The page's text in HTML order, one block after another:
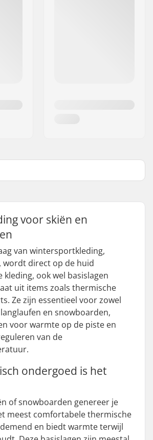
voor skiën en
van wintersportkleding,
direct op de huid
kleding, ook wel basislagen
uit items zoals thermische
Ze zijn essentieel voor zowel
en snowboarden,
voor warmte op de piste en
van de
ondergoed is het
of snowboarden genereer je
meest comfortabele thermische
en biedt warmte terwijl